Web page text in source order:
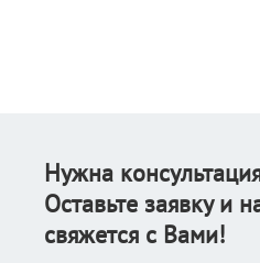
Нужна
Оставьте заявку и
свяжется с Вами!